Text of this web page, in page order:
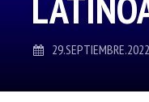
29.SEPTIEMBRE.2022